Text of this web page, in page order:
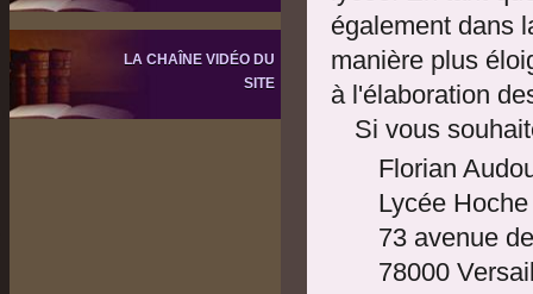
LA CHAÎNE VIDÉO DU
SITE
également dans
manière plus
à l'élaboration
Si vous
Florian
Lycée Hoche
73 avenue
78000